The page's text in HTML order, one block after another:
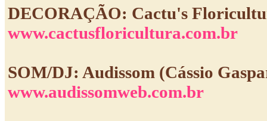
DECORAÇÃO: Cactu's
www.cactusfloricultura.com.br
SOM/DJ: Audissom (Cássio
www.audissomweb.com.br